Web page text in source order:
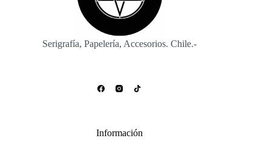
la
página
producto
Serigrafía, Papelería, Accesorios. Chile.-
Información